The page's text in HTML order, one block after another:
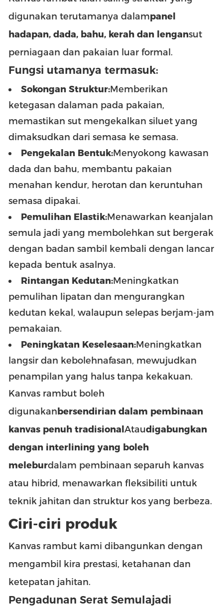
digunakan terutamanya dalampanel
hadapan, dada, bahu, kerah dan lengansut
perniagaan dan pakaian luar formal.
Fungsi utamanya termasuk:
Sokongan Struktur:Memberikan
ketegasan dalaman pada pakaian,
memastikan sut mengekalkan siluet yang
dimaksudkan dari semasa ke semasa.
Pengekalan Bentuk:Menyokong kawasan
dada dan bahu, membantu pakaian
menahan kendur, herotan dan keruntuhan
semasa dipakai.
Pemulihan Elastik:Menawarkan keanjalan
semula jadi yang membolehkan sut bergerak
dengan badan sambil kembali dengan lancar
kepada bentuk asalnya.
Rintangan Kedutan:Meningkatkan
pemulihan lipatan dan mengurangkan
kedutan kekal, walaupun selepas berjam-jam
pemakaian.
Peningkatan Keselesaan:Meningkatkan
langsir dan kebolehnafasan, mewujudkan
penampilan yang halus tanpa kekakuan.
Kanvas rambut boleh
digunakan bersendirian dalam pembinaan
kanvas penuh tradisionalAtaudigabungkan
dengan interlining yang boleh
meleburdalam pembinaan separuh kanvas
atau hibrid, menawarkan fleksibiliti untuk
teknik jahitan dan struktur kos yang berbeza.
Ciri-ciri produk
Kanvas rambut kami dibangunkan dengan
mengambil kira prestasi, ketahanan dan
ketepatan jahitan.
Pengadunan Serat Semulajadi